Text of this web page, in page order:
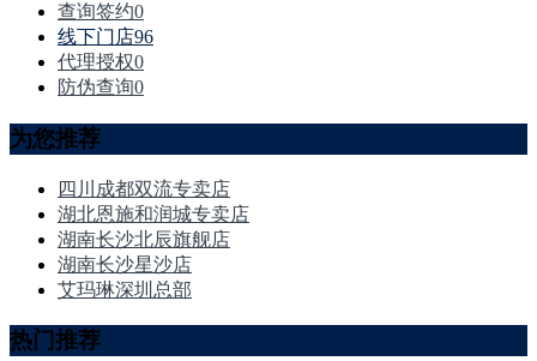
查询签约0
线下门店96
代理授权0
防伪查询0
为您推荐
四川成都双流专卖店
湖北恩施和润城专卖店
湖南长沙北辰旗舰店
湖南长沙星沙店
艾玛琳深圳总部
热门推荐